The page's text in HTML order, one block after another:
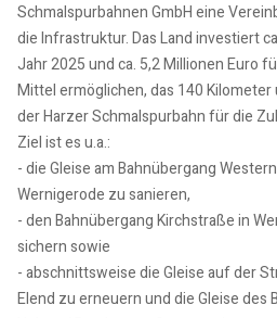
Schmalspurbahnen GmbH eine
die Infrastruktur. Das Land investiert
Jahr 2025 und ca. 5,2 Millionen Euro
Mittel ermöglichen, das 140
der Harzer Schmalspurbahn für die
Ziel ist es u.a.:
- die Gleise am Bahnübergang
Wernigerode zu sanieren,
- den Bahnübergang Kirchstraße in
sichern sowie
- abschnittsweise die Gleise auf der
Elend zu erneuern und die Gleise des